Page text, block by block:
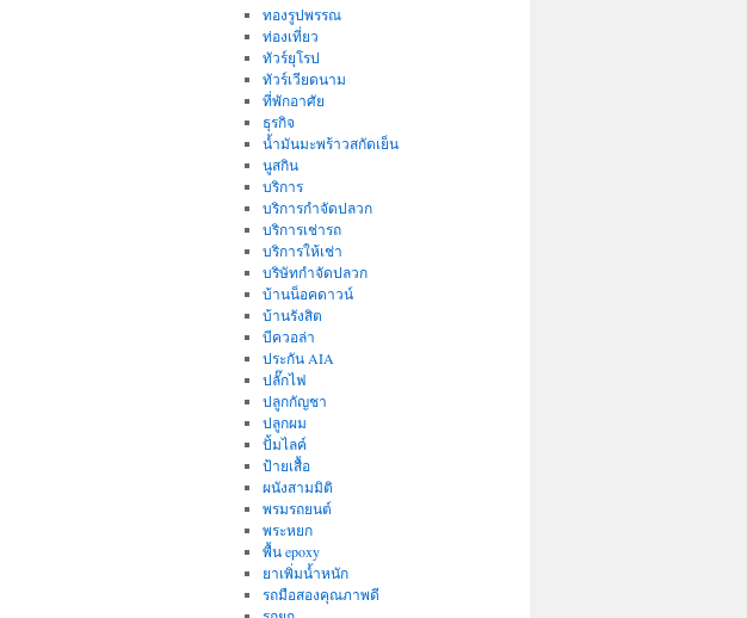
ทองรูปพรรณ
ท่องเที่ยว
ทัวร์ยุโรป
ทัวร์เวียดนาม
ที่พักอาศัย
ธุรกิจ
น้ำมันมะพร้าวสกัดเย็น
นูสกิน
บริการ
บริการกำจัดปลวก
บริการเช่ารถ
บริการให้เช่า
บริษัทกำจัดปลวก
บ้านน็อคดาวน์
บ้านรังสิต
บีควอล่า
ประกัน AIA
ปลั๊กไฟ
ปลูกกัญชา
ปลูกผม
ปั้มไลค์
ป้ายเสื้อ
ผนังสามมิติ
พรมรถยนต์
พระหยก
พื้น epoxy
ยาเพิ่มน้ำหนัก
รถมือสองคุณภาพดี